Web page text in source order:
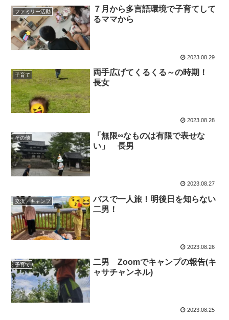
ファミリー活動
７月から多言語環境で子育てして
るママから
2023.08.29
子育て
両手広げてくるくる～の時期！
長女
2023.08.28
その他
「無限∞なものは有限で表せな
い」 長男
2023.08.27
交流・キャンプ
バスで一人旅！明後日を知らない
二男！
2023.08.26
子育て
二男 Zoomでキャンプの報告(キ
ャサチャンネル)
2023.08.25